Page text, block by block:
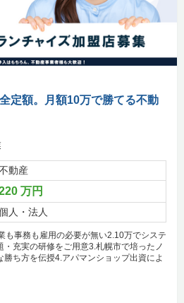
定額。月額10万で勝てる不動
動産
万円
人・法人
も事務も雇用の必要が無い2.10万でシステ
充実の研修をご用意3.札幌市で培ったノ
ち方を伝授4.アパマンショップ出資によ